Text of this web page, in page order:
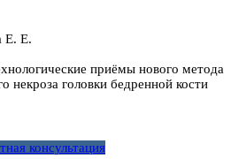
Е. Е.
приёмы нового метода
некроза головки бедренной кости
консультация